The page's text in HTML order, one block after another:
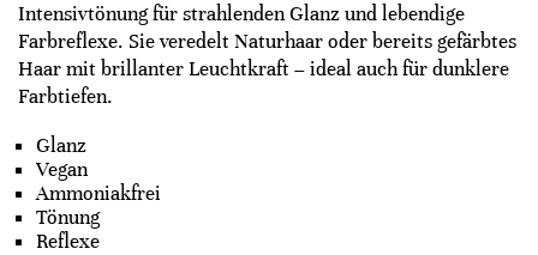
Intensivtönung für strahlenden Glanz und lebendige
Farbreflexe. Sie veredelt Naturhaar oder bereits gefärbtes
Haar mit brillanter Leuchtkraft – ideal auch für dunklere
Farbtiefen.
Glanz
Vegan
Ammoniakfrei
Tönung
Reflexe